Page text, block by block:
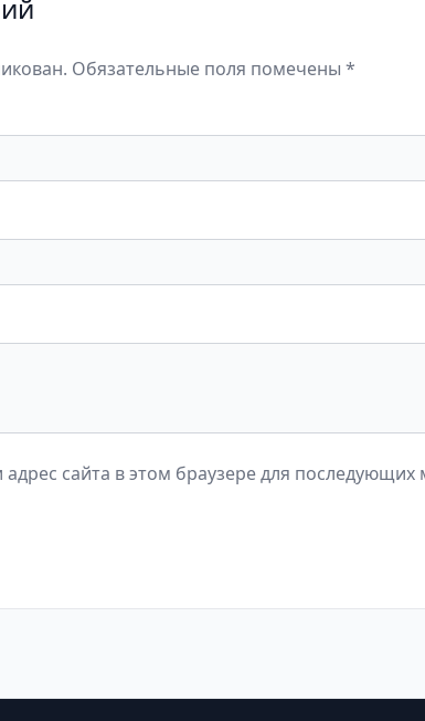
Обязательные поля помечены *
сайта в этом браузере для